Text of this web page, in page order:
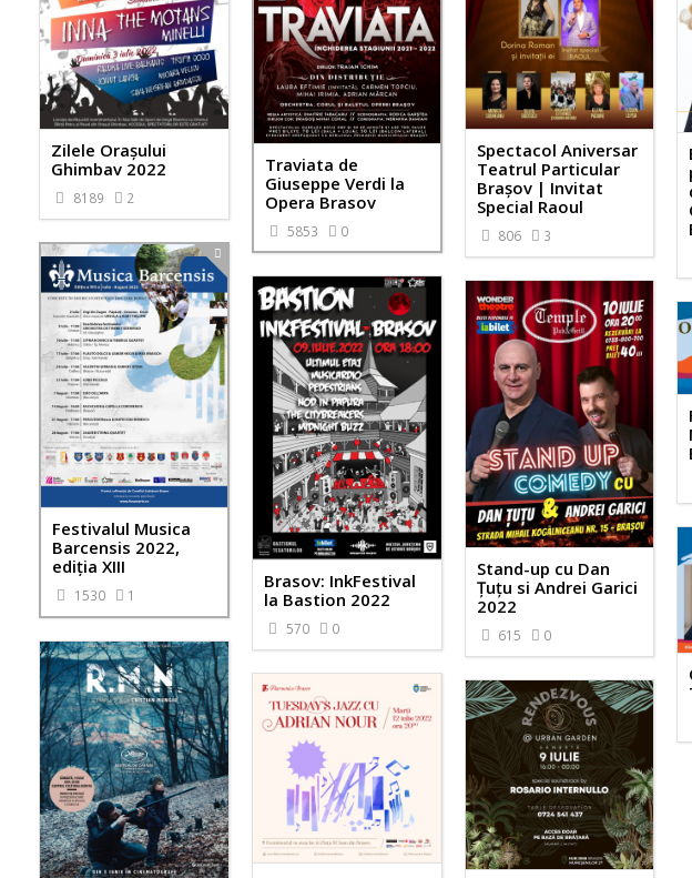
Zilele Orașului
Ghimbav 2022
8189 2
Traviata de
Giuseppe Verdi la
Opera Brasov
5853 0
Spectacol Aniversar
Teatrul Particular
Brașov | Invitat
Special Raoul
806 3
Festivalul Musica
Barcensis 2022,
ediţia XIII
1530 1
Brasov: InkFestival
la Bastion 2022
570 0
Stand-up cu Dan
Țuțu si Andrei Garici
2022
615 0